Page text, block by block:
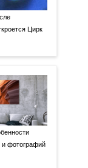
Цирк
и фотографий